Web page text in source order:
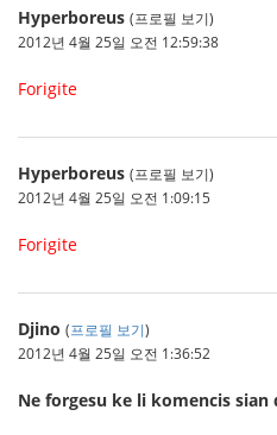
Hyperboreus (프로필 보기)
2012년 4월 25일 오전 12:59:38
Forigite
Hyperboreus (프로필 보기)
2012년 4월 25일 오전 1:09:15
Forigite
Djino (프로필 보기)
2012년 4월 25일 오전 1:36:52
Ne forgesu ke li komencis